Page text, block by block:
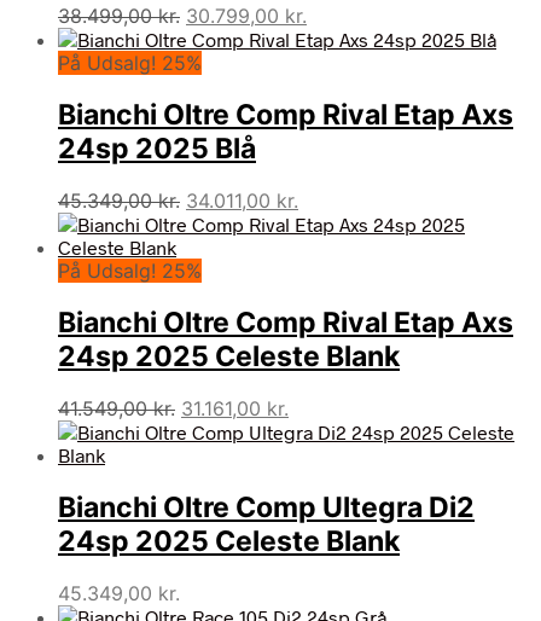
38.499,00kr. Den
oprindelige
pris
38.499,00 kr..
30.799,00 kr.
aktuelle
30.799,00 kr..
På Udsalg! 25%
Bianchi Oltre Comp Rival Etap Axs
24sp 2025 Blå
45.349,00kr. Den
oprindelige
var:
34.011,00 kr.
aktuelle
På Udsalg! 25%
Bianchi Oltre Comp Rival Etap Axs
24sp 2025 Celeste Blank
41.549,00kr. Den
oprindelige
41.549,00 kr..
31.161,00 kr.
aktuelle
31.161,00 kr..
Bianchi Oltre Comp Ultegra Di2
24sp 2025 Celeste Blank
45.349,00 kr.